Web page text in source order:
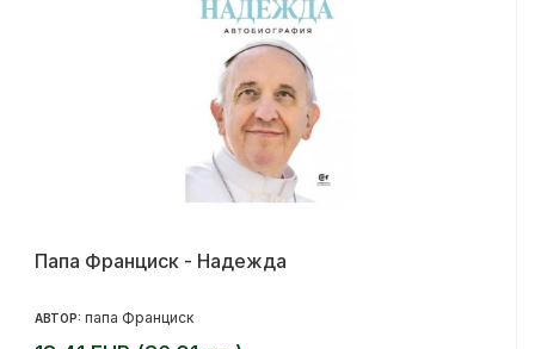
Папа Франциск - Надежда
АВТОР: папа Франциск